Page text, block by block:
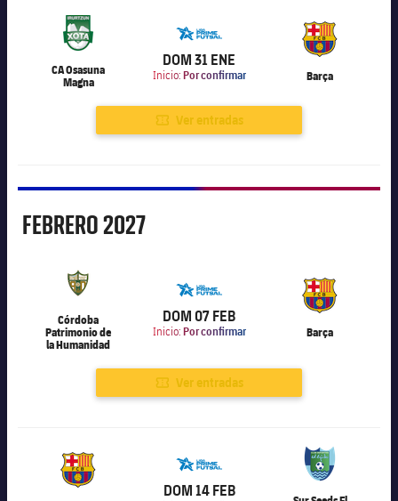
CA Osasuna
Magna
6.000
DOM 31 ENE
Inicio: Por confirmar Barça
Ver entradas
Febrero
FEBRERO2027
Córdoba
Patrimonio de
la Humanidad
6.000
DOM 07 FEB
Inicio: Por confirmar Barça
Ver entradas
6.000
DOM 14 FEB